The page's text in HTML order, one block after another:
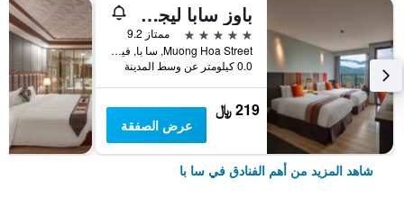
باوز سابا ليجر هوتل
5 نجوم
ممتاز 9.2
Muong Hoa Street, سا با, فيتنام
0.0 كيلومتر عن وسط المدينة
219 ﷼
عرض الصفقة
شاهد المزيد من أهم الفنادق في سا با